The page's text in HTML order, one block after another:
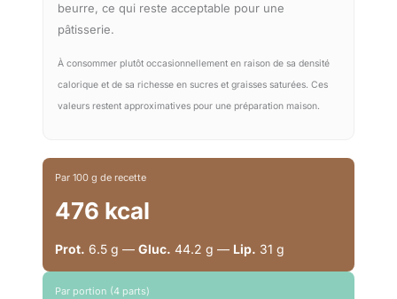
beurre, ce qui reste acceptable pour une
pâtisserie.
À consommer plutôt occasionnellement en raison de sa densité
calorique et de sa richesse en sucres et graisses saturées. Ces
valeurs restent approximatives pour une préparation maison.
Par 100 g de recette
476 kcal
Prot. 6.5 g — Gluc. 44.2 g — Lip. 31 g
Par portion (4 parts)